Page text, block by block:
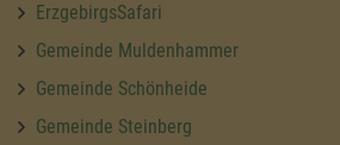
ErzgebirgsSafari
Gemeinde Muldenhammer
Gemeinde Schönheide
Gemeinde Steinberg